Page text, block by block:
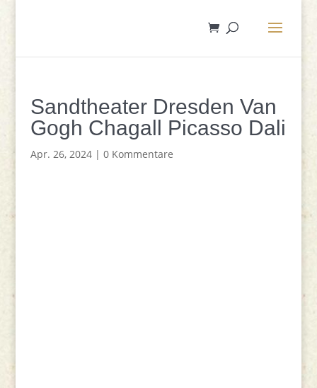
Sandtheater Dresden Van
Gogh Chagall Picasso Dali
Apr. 26, 2024| 0 Kommentare